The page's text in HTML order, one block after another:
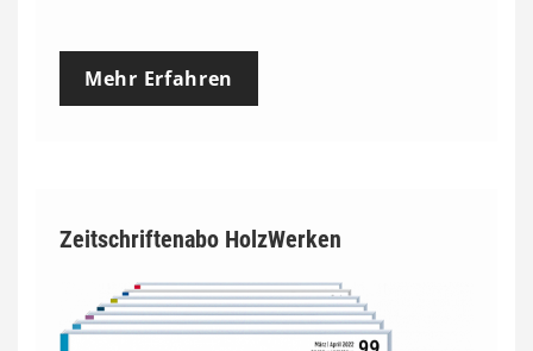
Mehr Erfahren
Zeitschriftenabo HolzWerken